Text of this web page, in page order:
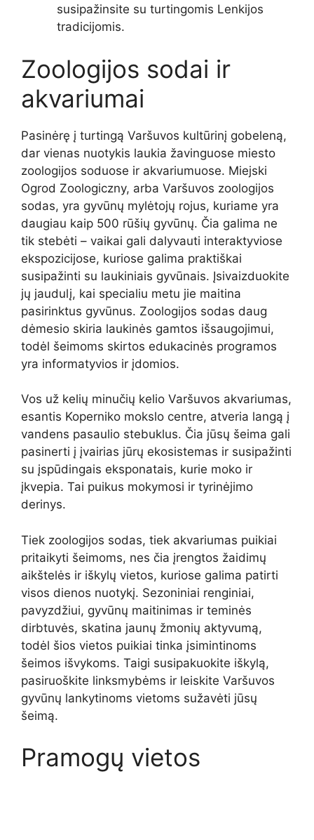
susipažinsite su turtingomis Lenkijos
tradicijomis.
Zoologijos sodai ir
akvariumai
Pasinėrę į turtingą Varšuvos kultūrinį gobeleną,
dar vienas nuotykis laukia žavinguose miesto
zoologijos soduose ir akvariumuose. Miejski
Ogrod Zoologiczny, arba Varšuvos zoologijos
sodas, yra gyvūnų mylėtojų rojus, kuriame yra
daugiau kaip 500 rūšių gyvūnų. Čia galima ne
tik stebėti – vaikai gali dalyvauti interaktyviose
ekspozicijose, kuriose galima praktiškai
susipažinti su laukiniais gyvūnais. Įsivaizduokite
jų jaudulį, kai specialiu metu jie maitina
pasirinktus gyvūnus. Zoologijos sodas daug
dėmesio skiria laukinės gamtos išsaugojimui,
todėl šeimoms skirtos edukacinės programos
yra informatyvios ir įdomios.
Vos už kelių minučių kelio Varšuvos akvariumas,
esantis Koperniko mokslo centre, atveria langą į
vandens pasaulio stebuklus. Čia jūsų šeima gali
pasinerti į įvairias jūrų ekosistemas ir susipažinti
su įspūdingais eksponatais, kurie moko ir
įkvepia. Tai puikus mokymosi ir tyrinėjimo
derinys.
Tiek zoologijos sodas, tiek akvariumas puikiai
pritaikyti šeimoms, nes čia įrengtos žaidimų
aikštelės ir iškylų vietos, kuriose galima patirti
visos dienos nuotykį. Sezoniniai renginiai,
pavyzdžiui, gyvūnų maitinimas ir teminės
dirbtuvės, skatina jaunų žmonių aktyvumą,
todėl šios vietos puikiai tinka įsimintinoms
šeimos išvykoms. Taigi susipakuokite iškylą,
pasiruoškite linksmybėms ir leiskite Varšuvos
gyvūnų lankytinoms vietoms sužavėti jūsų
šeimą.
Pramogų vietos